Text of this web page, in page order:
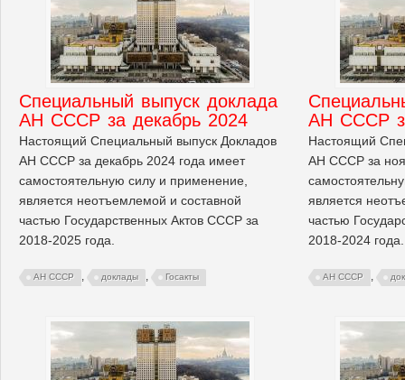
Cпециальный выпуск доклада
АН СССР за декабрь 2024
Настоящий Специальный выпуск Докладов
АН СССР за декабрь 2024 года имеет
самостоятельную силу и применение,
является неотъемлемой и составной
частью Государственных Актов СССР за
2018-2025 года.
АН СССР , доклады , Госакты
АН СССР
Настоящий
АН СССР за
является
частью
2018-2024 года.
АН СССР ,